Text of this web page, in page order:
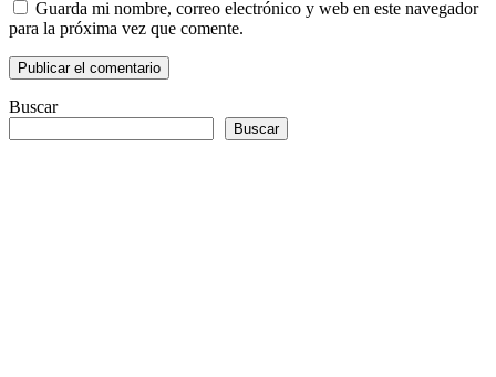
Guarda mi nombre, correo electrónico y web en este navegador
para la próxima vez que comente.
Buscar
Buscar